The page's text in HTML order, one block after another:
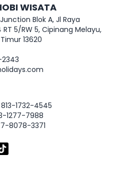
WISATA
Blok A, Jl Raya
5/RW 5, Cipinang Melayu,
13620
1732-4545
1277-7988
8078-3371